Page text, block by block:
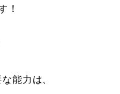
！
能力は、